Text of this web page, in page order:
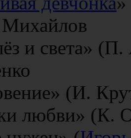
и света»
(И.
любви» (К.